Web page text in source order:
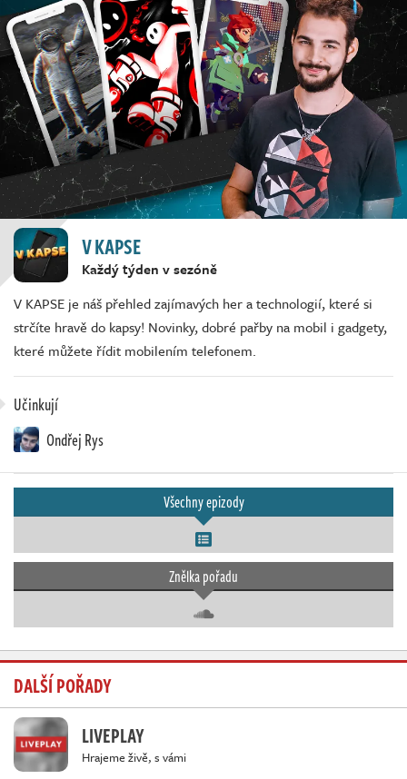
V KAPSE
Každý týden v sezóně
V KAPSE je náš přehled zajímavých her a technologií, které si
strčíte hravě do kapsy! Novinky, dobré pařby na mobil i gadgety,
které můžete řídit mobilením telefonem.
Učinkují
Ondřej Rys
Všechny epizody
Znělka pořadu
DALŠÍ POŘADY
LIVEPLAY
Hrajeme živě, s vámi